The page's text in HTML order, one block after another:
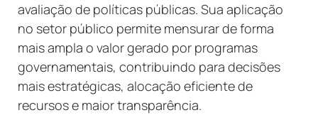
avaliação de políticas públicas. Sua aplicação
no setor público permite mensurar de forma
mais ampla o valor gerado por programas
governamentais, contribuindo para decisões
mais estratégicas, alocação eficiente de
recursos e maior transparência.